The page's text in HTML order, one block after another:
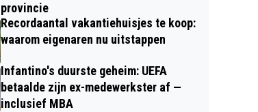
provincie
Recordaantal vakantiehuisjes te koop:
waarom eigenaren nu uitstappen
Infantino's duurste geheim: UEFA
betaalde zijn ex-medewerkster af —
inclusief MBA